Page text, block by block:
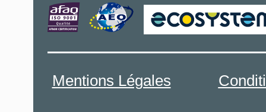
Mentions Légales